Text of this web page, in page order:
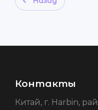
Контакты
Китай, г. Harbin,